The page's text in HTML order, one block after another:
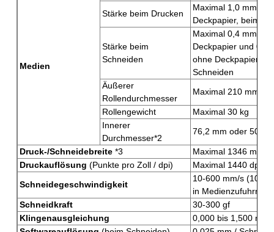
Medien
Stärke beim Drucken
Maximal 1,0 mm mit
Deckpapier, beim
Stärke beim
Schneiden
Maximal 0,4 mm mit
Deckpapier und
ohne Deckpapier,
Schneiden
Äußerer
Rollendurchmesser
Maximal 210 mm
Rollengewicht
Maximal 30 kg
Innerer
Durchmesser*2
76,2 mm oder 50,8
Druck-/Schneidebreite *3
Maximal 1346 mm
Druckauflösung (Punkte pro Zoll / dpi)
Maximal 1440 dpi
Schneidegeschwindigkeit
10-600 mm/s (10-
in
Schneidkraft
30-300 gf
Klingenausgleichung
0,000 bis 1,500 mm